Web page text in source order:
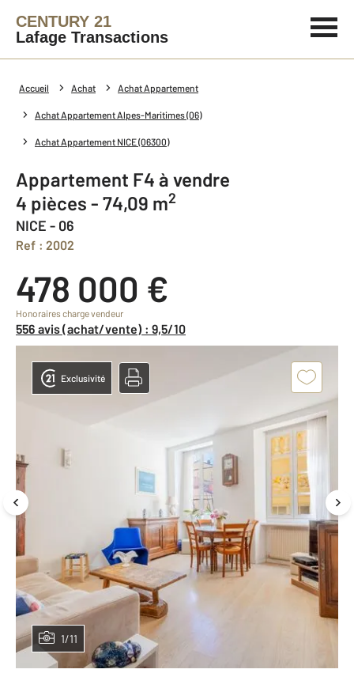
CENTURY 21
Lafage Transactions
Accueil Achat Achat Appartement
Achat Appartement Alpes-Maritimes (06)
Achat Appartement NICE (06300)
Appartement F4 à vendre
4 pièces - 74,09 m2
NICE - 06
Ref : 2002
478 000 €
Honoraires charge vendeur
556 avis (achat/vente) : 9,5/10
1/11
Exclusivité